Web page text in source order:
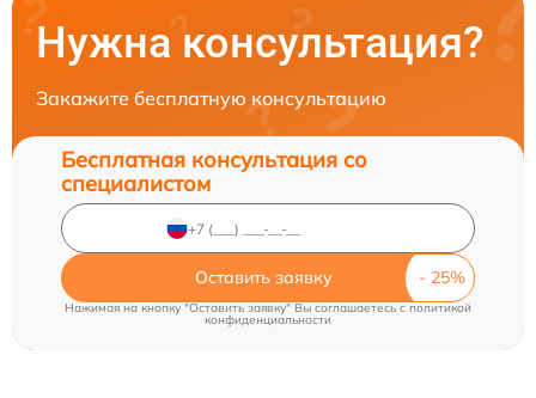
Нужна консультация?
Закажите бесплатную консультацию
Бесплатная консультация со
специалистом
Оставить заявку
Нажимая на кнопку "Оставить заявку" Вы соглашаетесь cполитикой
конфиденциальности